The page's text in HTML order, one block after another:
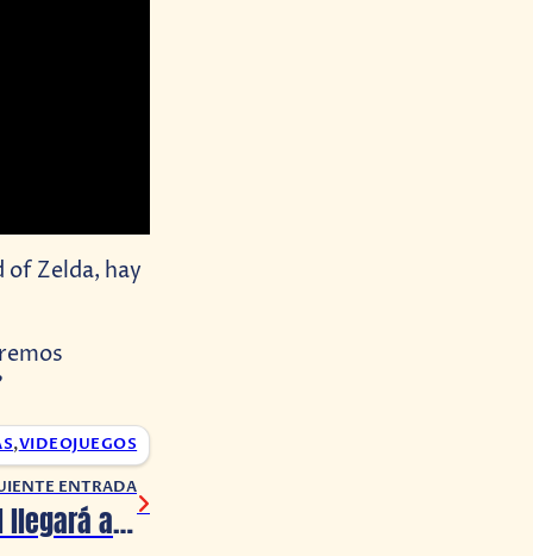
of Zelda, hay
,VIDEOJUEGOS
ENTRADA
Honkai: Star Rail llegará a PlayStation 5 a fin de año